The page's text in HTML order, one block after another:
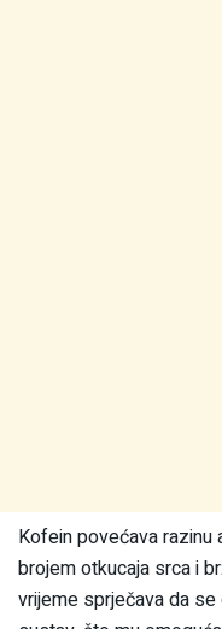
Kofein povećava razinu
brojem otkucaja srca i
vrijeme sprječava da